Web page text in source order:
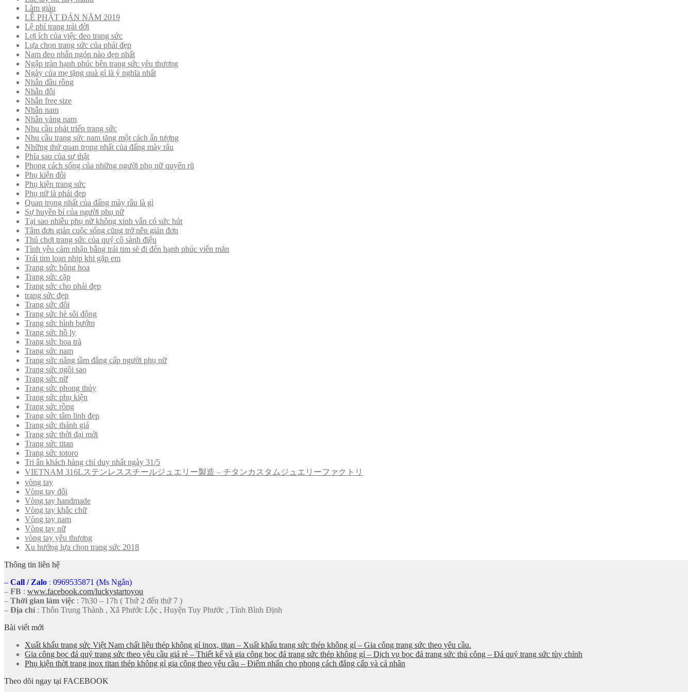
Làm giàu
LỄ PHẬT ĐẢN NĂM 2019
Lệ phí trang trải đời
Lợi ích của việc đeo trang sức
Lựa chọn trang sức của phái đẹp
Nam đeo nhẫn ngón nào đẹp nhất
Ngập tràn hạnh phúc bên trang sức yêu thương
Ngày của mẹ tặng quà gì là ý nghĩa nhất
Nhẫn đầu rồng
Nhẫn đôi
Nhẫn free size
Nhẫn nam
Nhẫn vàng nam
Nhu cầu phát triển trang sức
Nhu cầu trang sức nam tăng một cách ấn tượng
Những thứ quan trọng nhất của đấng mày râu
Phía sau của sự thật
Phong cách sống của những người phụ nữ quyến rũ
Phụ kiện đôi
Phụ kiện trang sức
Phụ nữ là phải đẹp
Quan trọng nhất của đấng mày râu là gì
Sự huyền bí của người phụ nữ
Tại sao nhiều phụ nữ không xinh vẫn có sức hút
Tâm đơn giản cuộc sống cũng trở nên giản đơn
Thú chơi trang sức của quý cô sành điệu
Tình yêu cảm nhận bằng trái tim sẽ đi đến hạnh phúc viên mãn
Trái tim loạn nhịp khi gặp em
Trang sức bông hoa
Trang sức cặp
Trang sức cho phái đẹp
trang sức đẹp
Trang sức đôi
Trang sức hè sôi động
Trang sức hình bướm
Trang sức hồ ly
Trang sức hoa trà
Trang sức nam
Trang sức nâng tầm đẳng cấp người phụ nữ
Trang sức ngôi sao
Trang sức nữ
Trang sức phong thủy
Trang sức phụ kiện
Trang sức rồng
Trang sức tâm linh đẹp
Trang sức thánh giá
Trang sức thời đại mới
Trang sức titan
Trang sức totoro
Tri ân khách hàng chỉ duy nhất ngày 31/5
VIETNAM 316Lステンレススチールジュエリー製造 – チタンカスタムジュエリーファクトリ
vòng tay
Vòng tay đôi
Vòng tay handmade
Vòng tay khắc chữ
Vòng tay nam
Vòng tay nữ
vòng tay yêu thương
Xu hướng lựa chọn trang sức 2018
Thông tin liên hệ
– Call / Zalo : 0969535871 (Ms Ngân)
– FB : www.facebook.com/luckystartoyou
– Thời gian làm việc : 7h30 – 17h ( Thứ 2 đến thứ 7 )
– Địa chỉ : Thôn Trung Thành , Xã Phước Lộc , Huyện Tuy Phước , Tỉnh Bình Định
Bài viết mới
Xuất khẩu trang sức Việt Nam chất liệu thép không gỉ inox, titan – Xuất khẩu trang sức thép không gỉ – Gia công trang sức theo yêu cầu.
Gia công bọc đá quý trang sức theo yêu cầu giá rẻ – Thiết kế và gia công bọc đá trang sức thép không gỉ – Dịch vụ bọc đá trang sức thủ công – Đá quý trang sức tùy chỉnh
Phụ kiện thời trang inox titan thép không gỉ gia công theo yêu cầu – Điểm nhấn cho phong cách đẳng cấp và cá nhân
Theo dõi ngay tại FACEBOOK